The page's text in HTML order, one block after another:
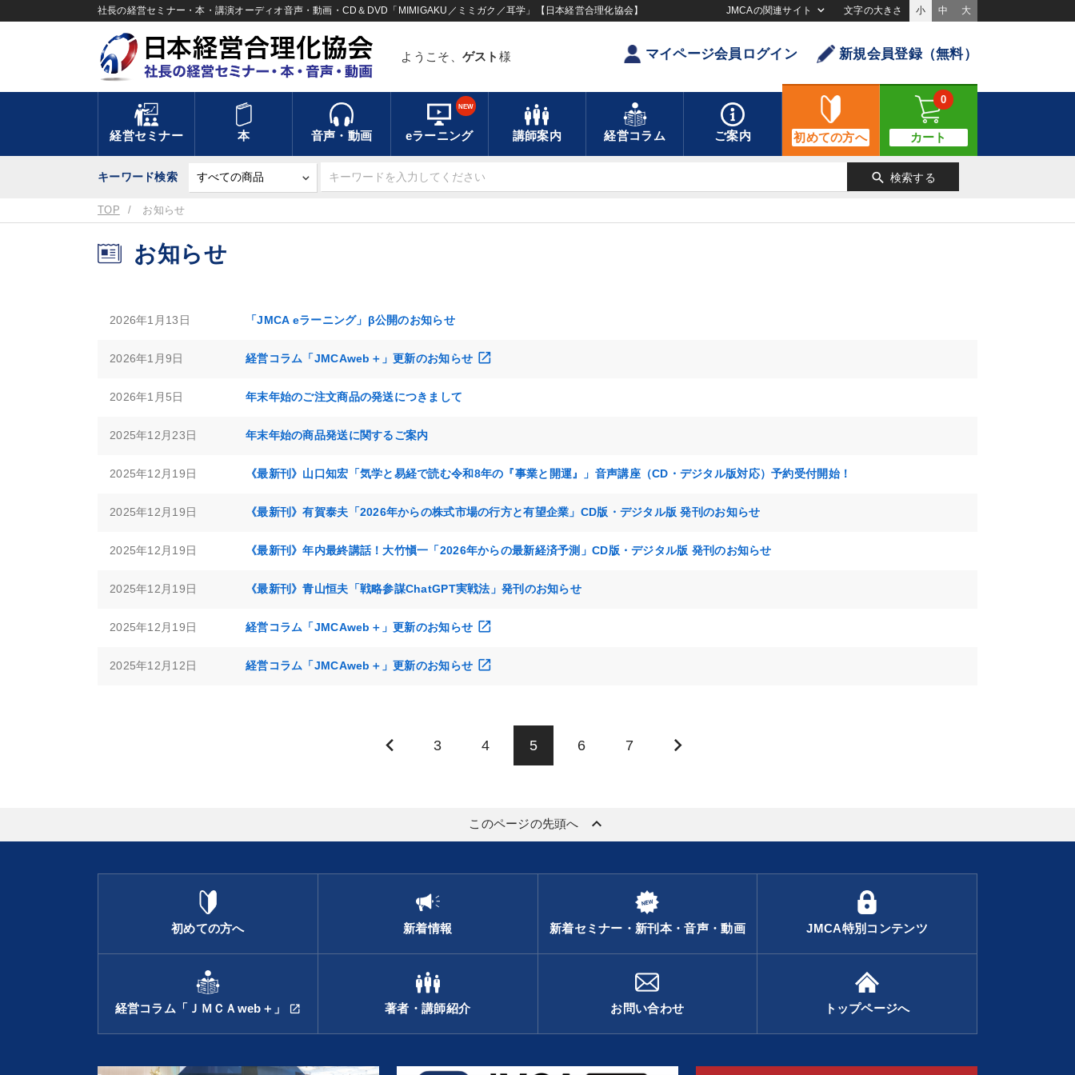
社長の経営セミナー・本・講演オーディオ音声・動画・CD＆DVD「MIMIGAKU／ミミガク／耳学」【日本経営合理化協会】 JMCAの関連サイト 文字の大きさ 小 中 大
ようこそ、 ゲスト 様 マイページ会員ログイン 新規会員登録（無料）
経営セミナー 本 音声・動画 eラーニング
NEW
講師案内 経営コラム ご案内 初めての方へ カート
0
キーワード検索 search 検索する
TOP お知らせ
お知らせ
2026年1月13日 「JMCA eラーニング」β公開のお知らせ
2026年1月9日 経営コラム「JMCAweb＋」更新のお知らせ
2026年1月5日 年末年始のご注文商品の発送につきまして
2025年12月23日 年末年始の商品発送に関するご案内
2025年12月19日 《最新刊》山口知宏「気学と易経で読む令和8年の『事業と開運』」音声講座（CD・デジタル版対応）予約受付開始！
2025年12月19日 《最新刊》有賀泰夫「2026年からの株式市場の行方と有望企業」CD版・デジタル版 発刊のお知らせ
2025年12月19日 《最新刊》年内最終講話！大竹愼一「2026年からの最新経済予測」CD版・デジタル版 発刊のお知らせ
2025年12月19日 《最新刊》青山恒夫「戦略参謀ChatGPT実戦法」発刊のお知らせ
2025年12月19日 経営コラム「JMCAweb＋」更新のお知らせ
2025年12月12日 経営コラム「JMCAweb＋」更新のお知らせ
keyboard_arrow_left 3 4 5 6 7 keyboard_arrow_right
このページの先頭へ keyboard_arrow_up
初めての方へ 新着情報 新着セミナー・新刊本・音声・動画 JMCA特別コンテンツ
経営コラム「ＪＭＣＡweb＋」 open_in_new 著者・講師紹介 お問い合わせ トップページへ